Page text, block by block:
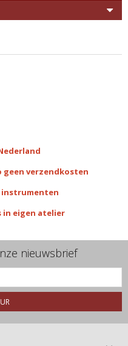
geen verzendkosten
instrumenten
in eigen atelier
nieuwsbrief